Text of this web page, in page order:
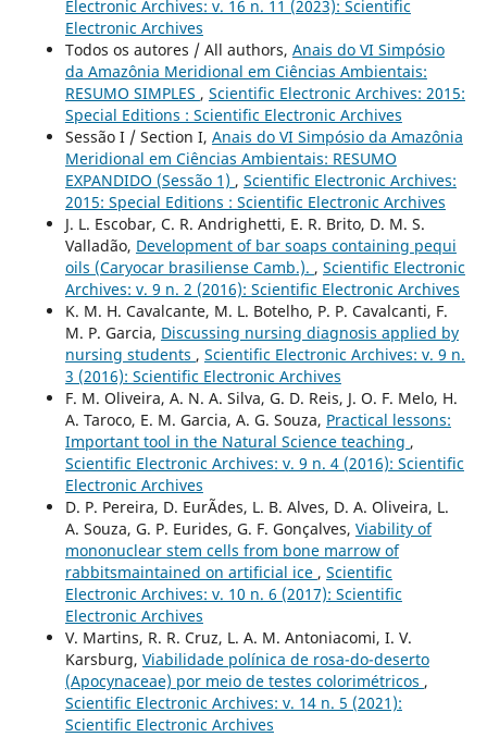
Electronic Archives: v. 16 n. 11 (2023): Scientific
Electronic Archives
Todos os autores / All authors, Anais do VI Simpósio
da Amazônia Meridional em Ciências Ambientais:
RESUMO SIMPLES , Scientific Electronic Archives: 2015:
Special Editions : Scientific Electronic Archives
Sessão I / Section I, Anais do VI Simpósio da Amazônia
Meridional em Ciências Ambientais: RESUMO
EXPANDIDO (Sessão 1) , Scientific Electronic Archives:
2015: Special Editions : Scientific Electronic Archives
J. L. Escobar, C. R. Andrighetti, E. R. Brito, D. M. S.
Valladão, Development of bar soaps containing pequi
oils (Caryocar brasiliense Camb.). , Scientific Electronic
Archives: v. 9 n. 2 (2016): Scientific Electronic Archives
K. M. H. Cavalcante, M. L. Botelho, P. P. Cavalcanti, F.
M. P. Garcia, Discussing nursing diagnosis applied by
nursing students , Scientific Electronic Archives: v. 9 n.
3 (2016): Scientific Electronic Archives
F. M. Oliveira, A. N. A. Silva, G. D. Reis, J. O. F. Melo, H.
A. Taroco, E. M. Garcia, A. G. Souza, Practical lessons:
Important tool in the Natural Science teaching ,
Scientific Electronic Archives: v. 9 n. 4 (2016): Scientific
Electronic Archives
D. P. Pereira, D. EurÃ­des, L. B. Alves, D. A. Oliveira, L.
A. Souza, G. P. Eurides, G. F. Gonçalves, Viability of
mononuclear stem cells from bone marrow of
rabbitsmaintained on artificial ice , Scientific
Electronic Archives: v. 10 n. 6 (2017): Scientific
Electronic Archives
V. Martins, R. R. Cruz, L. A. M. Antoniacomi, I. V.
Karsburg, Viabilidade polínica de rosa-do-deserto
(Apocynaceae) por meio de testes colorimétricos ,
Scientific Electronic Archives: v. 14 n. 5 (2021):
Scientific Electronic Archives